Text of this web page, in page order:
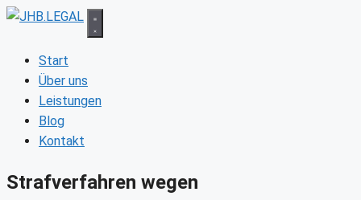
Zum
springenStart
Über uns
Leistungen
Blog
Kontakt
Strafverfahren wegen